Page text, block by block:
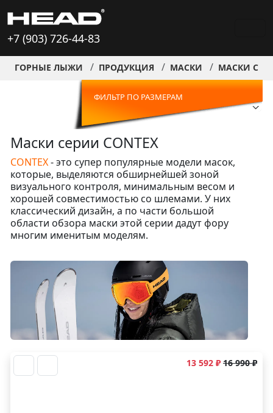
+7 (903) 726-44-83
ГОРНЫЕ ЛЫЖИ ПРОДУКЦИЯ МАСКИ МАСКИ
ФИЛЬТР ПО РАЗМЕРАМ
Маски серии CONTEX
CONTEX- это супер популярные модели масок,
которые, выделяются обширнейшей зоной
визуального контроля, минимальным весом и
хорошей совместимостью со шлемами. У них
классический дизайн, а по части большой
области обзора маски этой серии дадут фору
многим именитым моделям.
13 592 ₽ 16 990 ₽